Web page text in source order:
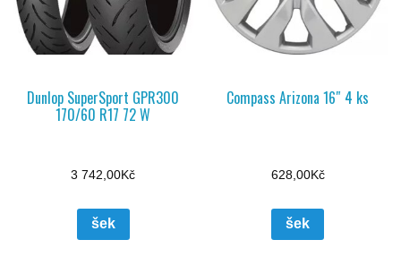
Dunlop SuperSport GPR300
170/60 R17 72 W
3 742,00Kč
šek
Compass Arizona 16″ 4 ks
628,00Kč
šek